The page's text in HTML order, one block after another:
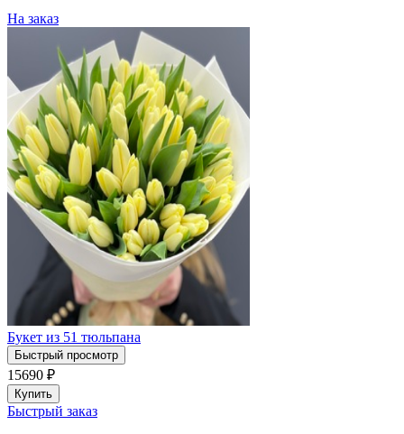
На заказ
Букет из 51 тюльпана
Быстрый просмотр
15690 ₽
Купить
Быстрый заказ